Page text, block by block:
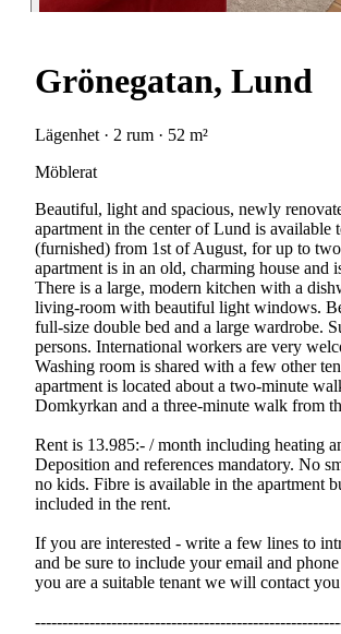
Grönegatan, Lund
Lägenhet · 2 rum · 52 m²
Möblerat
Beautiful, light and spacious, newly
apartment in the center of Lund is available
(furnished) from 1st of August, for up to
apartment is in an old, charming house and
There is a large, modern kitchen with a
living-room with beautiful light windows.
full-size double bed and a large wardrobe.
persons. International workers are very
Washing room is shared with a few other
apartment is located about a two-minute
Domkyrkan and a three-minute walk from
Rent is 13.985:- / month including heating
Deposition and references mandatory. No
no kids. Fibre is available in the apartment
included in the rent.
If you are interested - write a few lines to
and be sure to include your email and
you are a suitable tenant we will contact